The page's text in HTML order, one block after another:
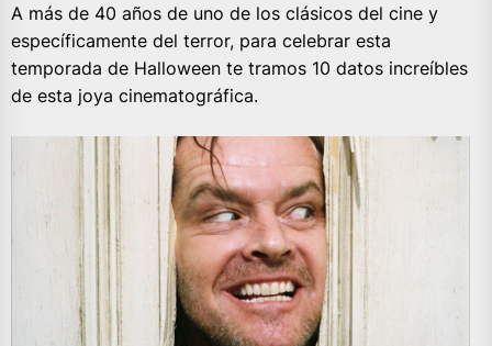
A más de 40 años de uno de los clásicos del cine y
específicamente del terror, para celebrar esta
temporada de Halloween te tramos 10 datos increíbles
de esta joya cinematográfica.